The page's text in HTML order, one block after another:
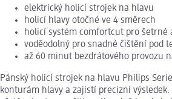
elektrický holicí strojek na hlavu
holicí hlavy otočné ve 4 směrech
holicí systém comfortcut pro šetrné
voděodolný pro snadné čištění pod
až 60 minut bezdrátového provozu
Pánský holicí strojek na hlavu Philips
konturám hlavy a zajistí precizní